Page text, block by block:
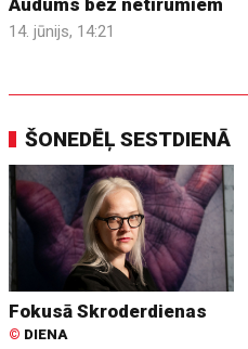
14. jūnijs, 14:21
ŠONEDĒĻ SESTDIENĀ
Fokusā Skroderdienas
© DIENA